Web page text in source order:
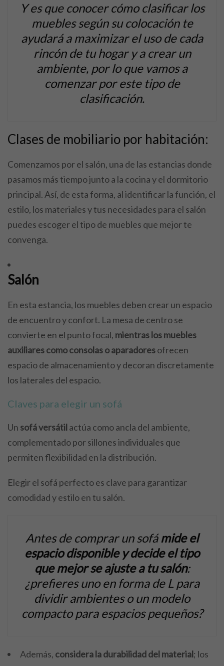
Y es que conocer cómo clasificar los
muebles según su colocación te
ayudará a maximizar el uso de cada
rincón de tu hogar y a crear un
ambiente, por lo que vamos a
comenzar por este tipo de
clasificación.
Clases de mobiliario por habitación:
Comenzamos por el salón, una de las estancias donde
pasamos más tiempo junto a la cocina y el dormitorio
principal. Así, de esta forma, al identificar la función, el
estilo, los materiales y tus necesidades para el salón
puedes escoger el tipo de muebles que mejor te
convenga.
Salón
En esta estancia, los muebles deben crear un espacio
de encuentro y confort. La mesa de centro se
convierte en el punto focal, mientras los muebles
auxiliares como consolas o aparadoresofrecen
espacio de almacenamiento y decoran discretamente
los laterales del espacio.
Claves para elegir un sofá
Un sofá versátilactúa como ancla del ambiente,
complementado por sillones individuales que
permiten flexibilidad en la distribución.
Elegir el sofá perfecto es clave para garantizar
comodidad y estilo en tu salón.
Antes de comprar un sofámide el
espacio disponible y decide el tipo
que mejor se ajuste a tu salón:
¿prefieres uno en forma de L para
dividir ambientes o un modelo
compacto para espacios pequeños?
Además, considera la durabilidad del material; los